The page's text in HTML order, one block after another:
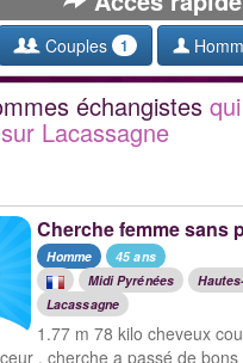
Couples 1
échangistes
Lacassagne
Cherche femme sans
Homme
45 ans
Midi Pyrénées
Lacassagne
1.77 m 78 kilo cheveux
, cherche a passé de